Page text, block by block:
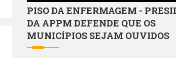
PISO DA ENFERMAGEM -
DA APPM DEFENDE QUE OS
MUNICÍPIOS SEJAM OUVIDOS